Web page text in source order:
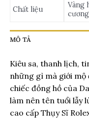
MÔ TẢ
Kiêu sa, thanh lịch,
những gì mà giới
chiếc đồng hồ của
làm nên tên tuổi lẫy
cao cấp Thụy Sĩ
Chất liệu
Vàng